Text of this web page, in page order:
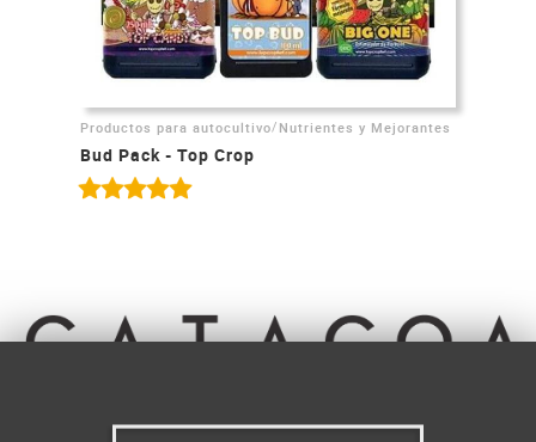
Productos para autocultivo/ Nutrientes y Mejorantes
Bud Pack - Top Crop